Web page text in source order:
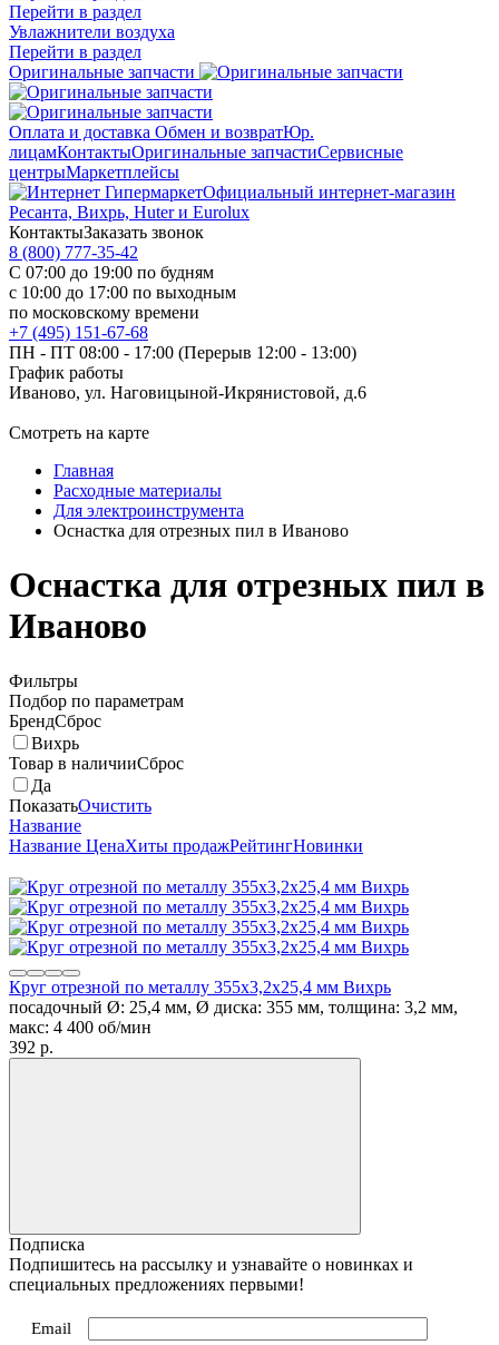
Перейти в раздел
Увлажнители воздуха
Перейти в раздел
Оригинальные запчасти
Оплата и доставка Обмен и возвратЮр.
лицамКонтактыОригинальные запчастиСервисные
центрыМаркетплейсы
Официальный интернет-магазин
Ресанта, Вихрь, Huter и Eurolux
КонтактыЗаказать звонок
8 (800) 777-35-42
С 07:00 до 19:00 по будням
с 10:00 до 17:00 по выходным
по московскому времени
+7 (495) 151-67-68
ПН - ПТ 08:00 - 17:00 (Перерыв 12:00 - 13:00)
График работы
Иваново, ул. Наговицыной-Икрянистовой, д.6
Смотреть на карте
Главная
Расходные материалы
Для электроинструмента
Оснастка для отрезных пил в Иваново
Оснастка для отрезных пил в
Иваново
Фильтры
Подбор по параметрам
БрендСброс
Вихрь
Товар в наличииСброс
Да
ПоказатьОчистить
Название
Название ЦенаХиты продажРейтингНовинки
Круг отрезной по металлу 355х3,2х25,4 мм Вихрь
посадочный Ø: 25,4 мм, Ø диска: 355 мм, толщина: 3,2 мм,
макс: 4 400 об/мин
392 p.
Подписка
Подпишитесь на рассылку и узнавайте о новинках и
специальных предложениях первыми!
Email